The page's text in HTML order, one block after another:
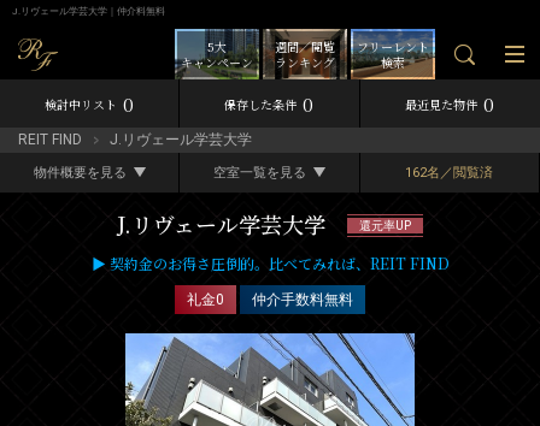
J.リヴェール学芸大学｜仲介料無料
フリーレント
検索
週間／閲覧
ランキング
5大
キャンペーン
検討中リスト 0 保存した条件 0 最近見た物件 0
REIT FIND J.リヴェール学芸大学
物件概要を見る 空室一覧を見る 162名／閲覧済
J.リヴェール学芸大学 還元率UP
▶ 契約金のお得さ圧倒的。比べてみれば、REIT FIND
礼金0 仲介手数料無料